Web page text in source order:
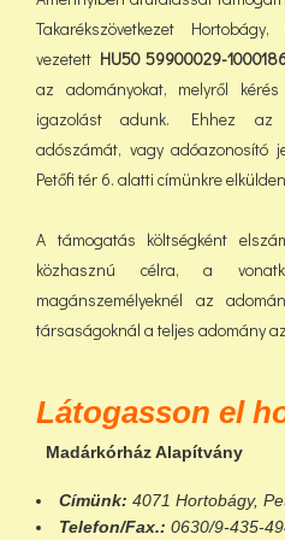
Takarékszövetkezet
vezetett HU50 59900029-
az adományokat, melyről
igazolást adunk. Ehhez az
adószámát, vagy adóazonosító
Petőfi tér 6. alatti címünkre
A támogatás költségként
közhasznú célra, a
magánszemélyeknél az
társaságoknál a teljes adomány
Látogasson el
Madárkórház Alapítvány
Címünk: 4071 Hortobágy,
Telefon/Fax.: 0630/9-435-